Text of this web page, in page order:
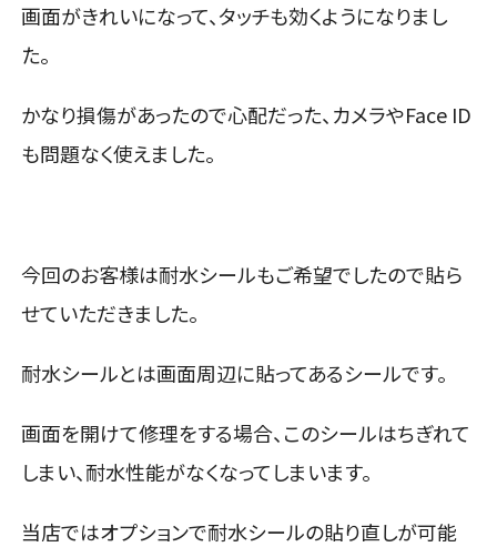
画面がきれいになって、タッチも効くようになりまし
た。
かなり損傷があったので心配だった、カメラやFace ID
も問題なく使えました。
今回のお客様は耐水シールもご希望でしたので貼ら
せていただきました。
耐水シールとは画面周辺に貼ってあるシールです。
画面を開けて修理をする場合、このシールはちぎれて
しまい、耐水性能がなくなってしまいます。
当店ではオプションで耐水シールの貼り直しが可能